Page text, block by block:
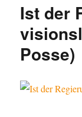
Ist der
Posse)